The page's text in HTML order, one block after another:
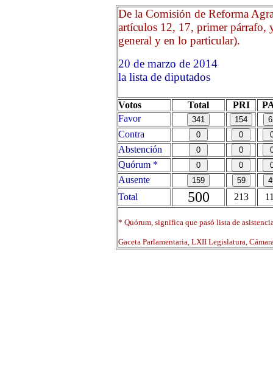
De la Comisión de Reforma
artículos 12, 17, primer
general y en lo particular).
20 de marzo de 2014
la lista de diputados
Votos Total PRI
Favor
Contra
Abstención
Quórum *
Ausente
Total
500 213
* Quórum, significa que pasó lista de
Gaceta Parlamentaria, LXII Legislatura,